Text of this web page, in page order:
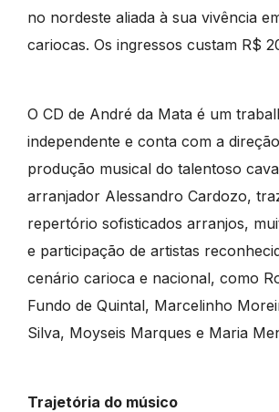
no nordeste aliada à sua vivência
cariocas. Os ingressos custam R$
O CD de André da Mata é um
independente e conta com a
produção musical do talentoso
arranjador Alessandro Cardozo,
repertório sofisticados arranjos,
e participação de artistas
cenário carioca e nacional, como
Fundo de Quintal, Marcelinho
Silva, Moyseis Marques e Maria
Trajetória do músico